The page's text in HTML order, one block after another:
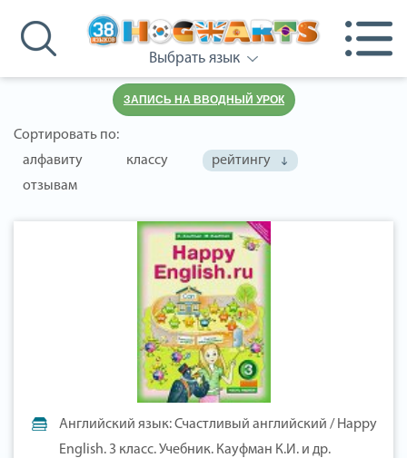
Выбрать язык
ЗАПИСЬ НА ВВОДНЫЙ УРОК
Сортировать по:
алфавиту
классу
рейтингу
отзывам
Английский язык: Счастливый английский / Happy
English. 3 класс. Учебник. Кауфман К.И. и др.